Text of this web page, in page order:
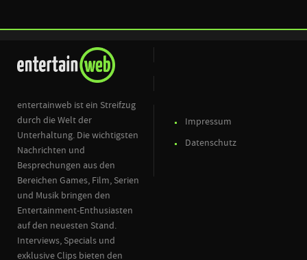
entertainweb ist ein Streifzug
durch die Welt der
Unterhaltung. Die wichtigsten
Nachrichten und
Besprechungen aus den
Bereichen Games, Film, Serien
und Musik bringen den
Entertainment-Enthusiasten
auf den neuesten Stand.
Interviews, Specials und
exklusive Clips bieten den
Impressum
Datenschutz